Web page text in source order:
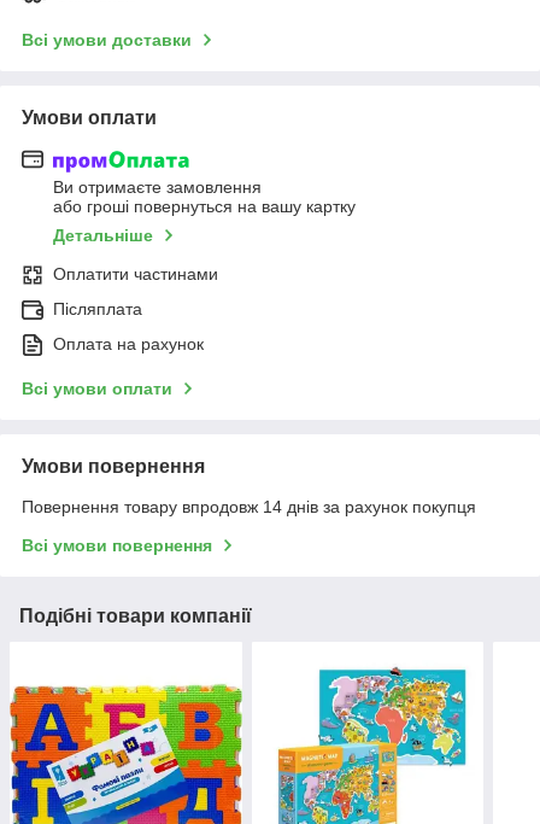
Всі умови доставки
Умови оплати
Ви отримаєте замовлення
або гроші повернуться на вашу картку
Детальніше
Оплатити частинами
Післяплата
Оплата на рахунок
Всі умови оплати
Умови повернення
Повернення товару впродовж 14 днів за рахунок покупця
Всі умови повернення
Подібні товари компанії